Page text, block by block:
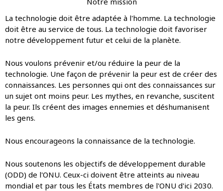
La technologie doit être adaptée à l'homme. La technologie
doit être au service de tous. La technologie doit favoriser
notre développement futur et celui de la planète.
Nous voulons prévenir et/ou réduire la peur de la
technologie. Une façon de prévenir la peur est de créer des
connaissances. Les personnes qui ont des connaissances sur
un sujet ont moins peur. Les mythes, en revanche, suscitent
la peur. Ils créent des images ennemies et déshumanisent
les gens.
Nous encourageons la connaissance de la technologie.
Nous soutenons les objectifs de développement durable
(ODD) de l'ONU. Ceux-ci doivent être atteints au niveau
mondial et par tous les États membres de l'ONU d'ici 2030.